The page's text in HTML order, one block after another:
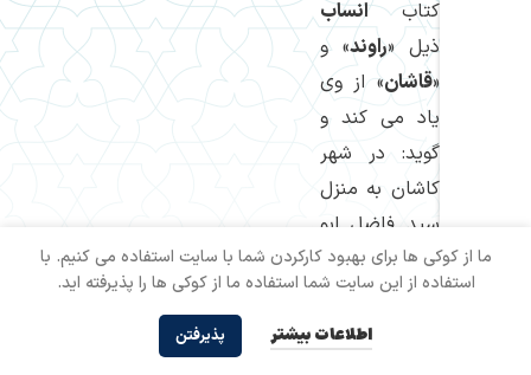
كتابانساب
ذیل «راوند» و
«قاشان» از وی
یاد می كند و
گوید: در شهر
كاشان به منزل
سید فاضل ابو
الرضا علوی
حسینی رفتم،
پس از این كه
ما از کوکی ها برای بهبود کارکردن شما با سایت استفاده می کنیم. با
استفاده از این سایت شما استفاده ما از کوکی ها را پذیرفته اید.
اطلاعات بیشتر پذیرفتن